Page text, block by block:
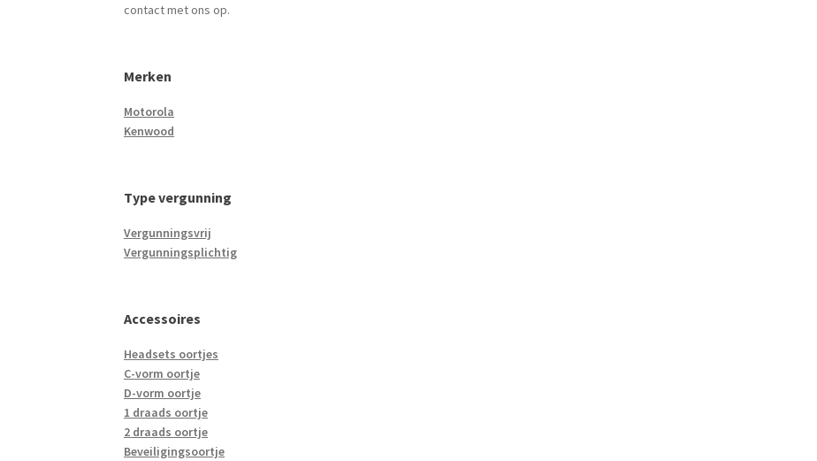
contact met ons op.
Merken
Motorola
Kenwood
Type vergunning
Vergunningsvrij
Vergunningsplichtig
Accessoires
Headsets oortjes
C-vorm oortje
D-vorm oortje
1 draads oortje
2 draads oortje
Beveiligingsoortje